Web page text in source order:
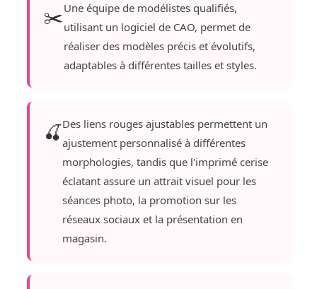
✂️Une équipe de modélistes qualifiés,
utilisant un logiciel de CAO, permet de
réaliser des modèles précis et évolutifs,
adaptables à différentes tailles et styles.
🍒Des liens rouges ajustables permettent un
ajustement personnalisé à différentes
morphologies, tandis que l'imprimé cerise
éclatant assure un attrait visuel pour les
séances photo, la promotion sur les
réseaux sociaux et la présentation en
magasin.